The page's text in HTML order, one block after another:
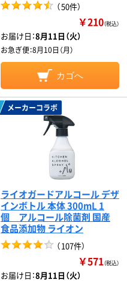
（50件）
￥210（税込）
お届け日：8月11日（火）
お急ぎ便：8月10日（月）
カゴへ
メーカーコラボ
ライオガードアルコール デザ
インボトル 本体 300mL 1
個 アルコール除菌剤 国産
食品添加物 ライオン
（107件）
￥571（税込）
お届け日：8月11日（火）